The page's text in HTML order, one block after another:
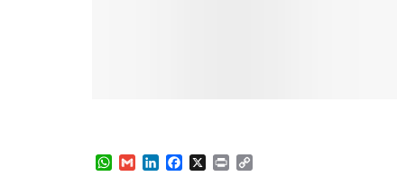
W
G
X
P